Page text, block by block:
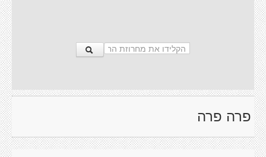
פרה פרה